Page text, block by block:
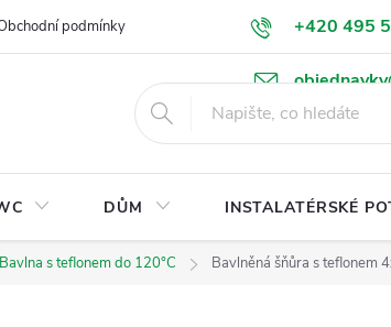
+420 495
podmínky Podmínky ochrany osobních údajů
DŮM INSTALATÉRSKÉ
Bavlna s teflonem do 120°C Bavlněná šňůra s teflonem